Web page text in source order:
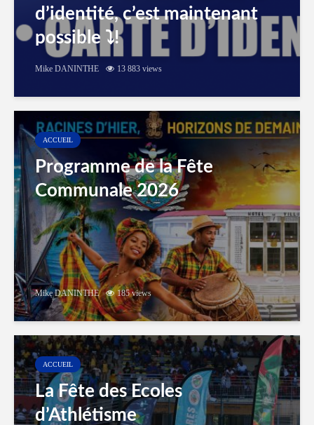
d’identité, c’est maintenant
possible ⤵️!
Mike DANINTHE 13 883 views
ACCUEIL
Programme de la Fête
Communale 2026
Mike DANINTHE 185 views
ACCUEIL
La Fête des Ecoles
d’Athlétisme